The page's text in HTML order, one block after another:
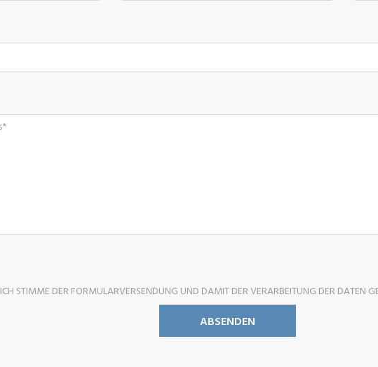
ICH STIMME DER FORMULARVERSENDUNG UND DAMIT DER VERARBEITUNG DER DATEN
ABSENDEN